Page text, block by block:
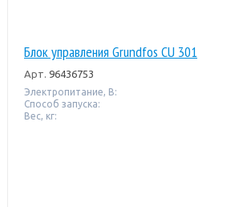
Блок управления Grundfos CU 301
Арт. 96436753
Электропитание, В:
Способ запуска:
Вес, кг: